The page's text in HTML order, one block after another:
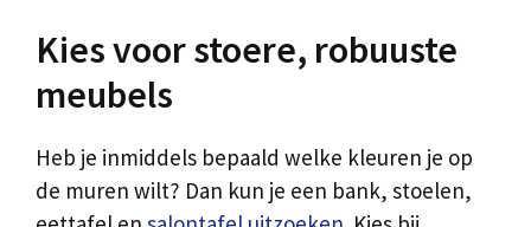
Kies voor stoere, robuuste
meubels
Heb je inmiddels bepaald welke kleuren je op
de muren wilt? Dan kun je een bank, stoelen,